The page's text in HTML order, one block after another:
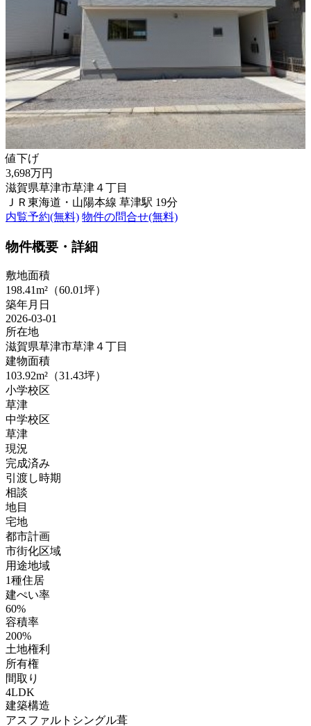
値下げ
3,698万円
滋賀県草津市草津４丁目
ＪＲ東海道・山陽本線 草津駅 19分
内覧予約(無料) 物件の問合せ(無料)
物件概要・詳細
敷地面積
198.41m²（60.01坪）
築年月日
2026-03-01
所在地
滋賀県草津市草津４丁目
建物面積
103.92m²（31.43坪）
小学校区
草津
中学校区
草津
現況
完成済み
引渡し時期
相談
地目
宅地
都市計画
市街化区域
用途地域
1種住居
建ぺい率
60%
容積率
200%
土地権利
所有権
間取り
4LDK
建築構造
アスファルトシングル葺